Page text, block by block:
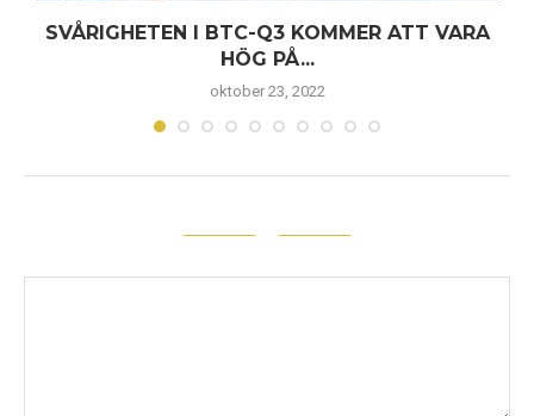
SVÅRIGHETEN I BTC-Q3 KOMMER ATT VARA
HÖG PÅ...
oktober 23, 2022